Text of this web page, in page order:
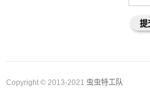
Copyright © 2013-2021 虫虫特工队